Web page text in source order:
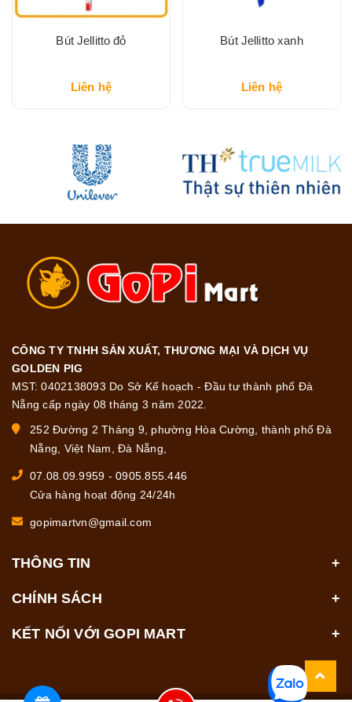
Bút Jellitto đỏ
Liên hệ
Bút Jellitto xanh
Liên hệ
CÔNG TY TNHH SẢN XUẤT, THƯƠNG MẠI VÀ DỊCH VỤ
GOLDEN PIG
MST: 0402138093 Do Sở Kế hoạch - Đầu tư thành phố Đà
Nẵng cấp ngày 08 tháng 3 năm 2022.
252 Đường 2 Tháng 9, phường Hòa Cường, thành phố Đà
Nẵng, Việt Nam, Đà Nẵng,
07.08.09.9959 - 0905.855.446
Cửa hàng hoạt động 24/24h
gopimartvn@gmail.com
THÔNG TIN
CHÍNH SÁCH
KẾT NỐI VỚI GOPI MART